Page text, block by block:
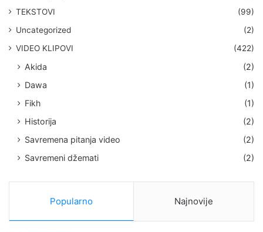
TEKSTOVI
(99)
Uncategorized
(2)
VIDEO KLIPOVI
(422)
Akida
(2)
Dawa
(1)
Fikh
(1)
Historija
(2)
Savremena pitanja video
(2)
Savremeni džemati
(2)
Popularno Najnovije